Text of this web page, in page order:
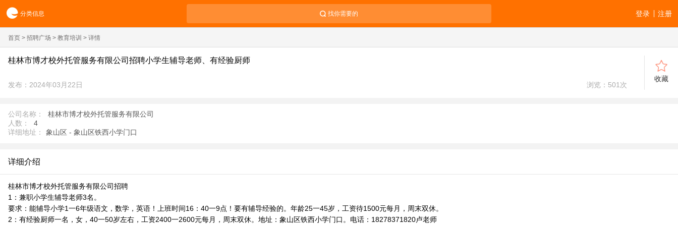
分类信息 找你需要的 注册
登录
首页 > 招聘广场 > 教育培训 > 详情
桂林市博才校外托管服务有限公司招聘小学生辅导老师、有经验厨师
发布：2024年03月22日 浏览： 501 次
收藏
公司名称：
桂林市博才校外托管服务有限公司
人数：
4
详细地址：
象山区 - 象山区铁西小学门口
详细介绍
桂林市博才校外托管服务有限公司招聘
1：兼职小学生辅导老师3名。
要求：能辅导小学1一6年级语文，数学，英语！上班时间16：40一9点！要有辅导经验的。年龄25一45岁，工资待1500元每月，周末双休。
2：有经验厨师一名，女，40一50岁左右，工资2400一2600元每月，周末双休。地址：象山区铁西小学门口。电话：18278371820卢老师